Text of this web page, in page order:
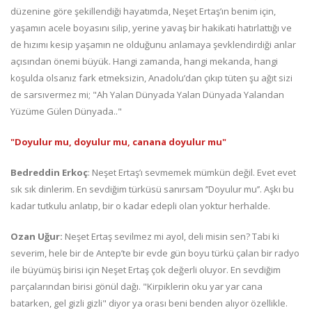
düzenine göre şekillendiği hayatımda, Neşet Ertaş’ın benim için,
yaşamın acele boyasını silip, yerine yavaş bir hakikati hatırlattığı ve
de hızımı kesip yaşamın ne olduğunu anlamaya şevklendirdiği anlar
açısından önemi büyük. Hangi zamanda, hangi mekanda, hangi
koşulda olsanız fark etmeksizin, Anadolu’dan çıkıp tüten şu ağıt sizi
de sarsıvermez mi; "Ah Yalan Dünyada Yalan Dünyada Yalandan
Yüzüme Gülen Dünyada.."
"Doyulur mu, doyulur mu, canana doyulur mu"
Bedreddin Erkoç: Neşet Ertaş’ı sevmemek mümkün değil. Evet evet
sık sık dinlerim. En sevdiğim türküsü sanırsam ’’Doyulur mu’’. Aşkı bu
kadar tutkulu anlatıp, bir o kadar edepli olan yoktur herhalde.
Ozan Uğur: Neşet Ertaş sevilmez mi ayol, deli misin sen? Tabi ki
severim, hele bir de Antep’te bir evde gün boyu türkü çalan bir radyo
ile büyümüş birisi için Neşet Ertaş çok değerli oluyor. En sevdiğim
parçalarından birisi gönül dağı. "Kirpiklerin oku yar yar cana
batarken, gel gizli gizli" diyor ya orası beni benden alıyor özellikle.